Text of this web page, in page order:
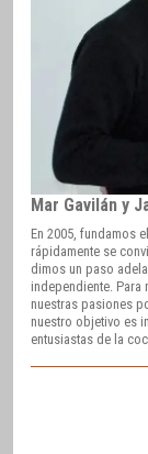
Mar Gavilán y
En 2005, fundamos
rápidamente se
dimos un paso
independiente.
nuestras pasiones
nuestro objetivo es
entusiastas de la